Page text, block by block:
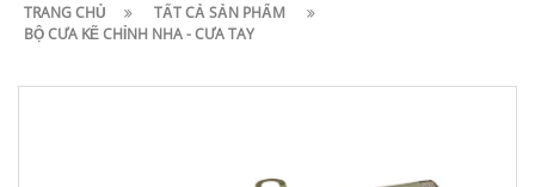
TRANG CHỦ
TẤT CẢ SẢN PHẨM
BỘ CƯA KẼ CHỈNH NHA - CƯA TAY